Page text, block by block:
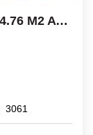
Appartement Lorient 3 Pièce(s) 44.76 M2 Avec Terrasse - Rue...
3061